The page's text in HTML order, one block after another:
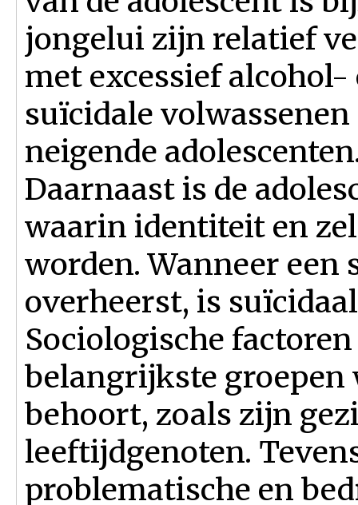
jongelui zijn relatief
met excessief
suïcidale
neigende
Daarnaast is de
waarin identiteit en
worden. Wanneer
overheerst, is
Sociologische
belangrijkste groepen
behoort, zoals zijn
leeftijdgenoten.
problematische en